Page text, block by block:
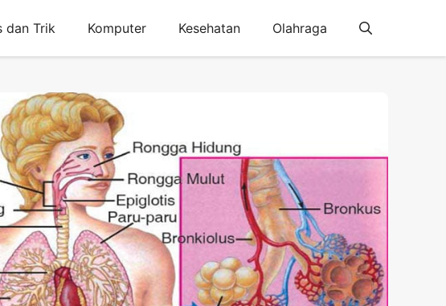
dan Trik Komputer Kesehatan Olahraga